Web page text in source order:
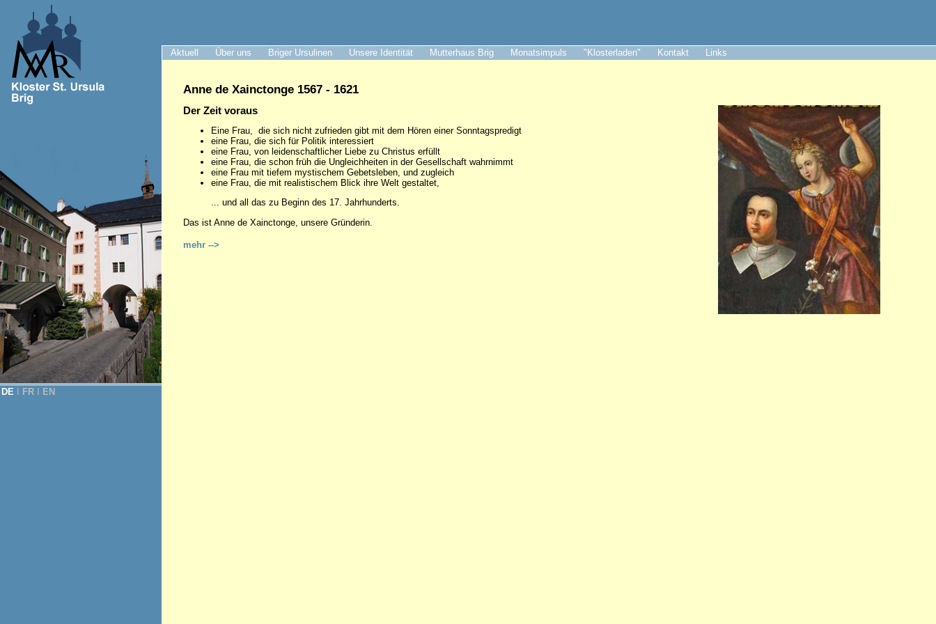
Aktuell Über uns Briger Ursulinen Unsere Identität Mutterhaus Brig Monatsimpuls "Klosterladen" Kontakt Links
DE FR EN
Anne de Xainctonge 1567 - 1621
Der Zeit voraus
Eine Frau, die sich nicht zufrieden gibt mit dem Hören einer Sonntagspredigt
eine Frau, die sich für Politik interessiert
eine Frau, von leidenschaftlicher Liebe zu Christus erfüllt
eine Frau, die schon früh die Ungleichheiten in der Gesellschaft wahrnimmt
eine Frau mit tiefem mystischem Gebetsleben, und zugleich
eine Frau, die mit realistischem Blick ihre Welt gestaltet,
... und all das zu Beginn des 17. Jahrhunderts.
Das ist Anne de Xainctonge, unsere Gründerin.
mehr -->